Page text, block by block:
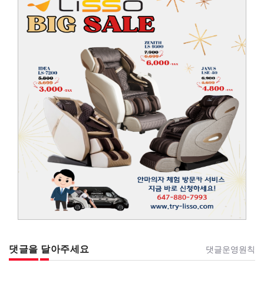
댓글을 달아주세요 댓글운영원칙